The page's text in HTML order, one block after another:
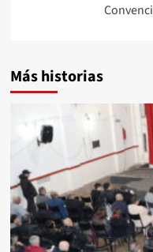
Más historias